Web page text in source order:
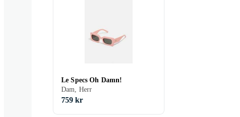
Le Specs Oh Damn!
Dam, Herr
759 kr